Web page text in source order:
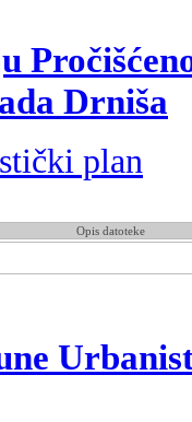
Drniša
plan
Opis datoteke